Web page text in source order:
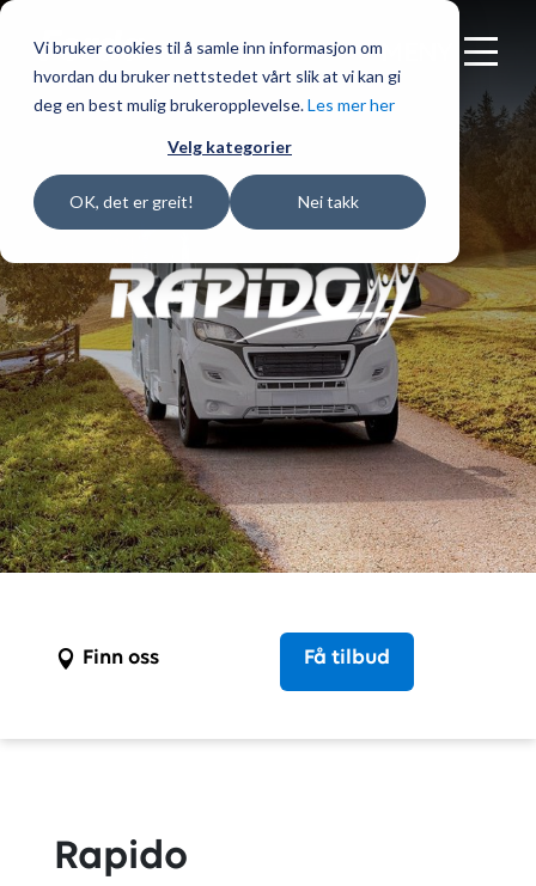
Vi bruker cookies til å samle inn informasjon om
hvordan du bruker nettstedet vårt slik at vi kan gi
deg en best mulig brukeropplevelse.Les mer her
Velg kategorier
OK, det er greit! Nei takk
MENY
Finn oss Få tilbud
Rapido